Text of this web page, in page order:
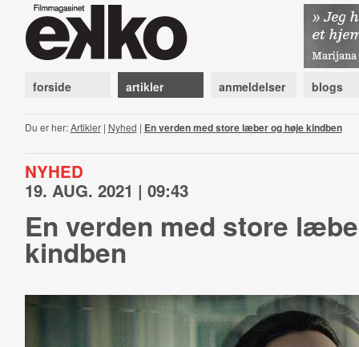
forside artikler anmeldelser blogs
Du er her:Artikler| Nyhed | En verden med store læber og høje kindben
NYHED
19. AUG. 2021 | 09:43
En verden med store
kindben